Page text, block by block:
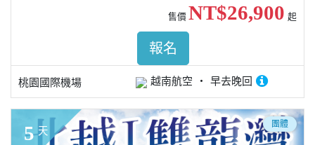
桃園國際機場 越南航空 早去晚回
售價 NT$26,900 起
報名
5 天
團體